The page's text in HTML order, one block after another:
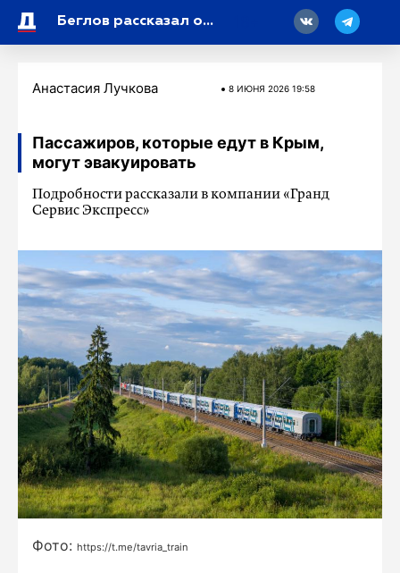
Беглов рассказал об итогах ПМЭФ в части международного сотрудничества
Анастасия Лучкова 8 ИЮНЯ 2026 19:58
Пассажиров, которые едут в Крым,
могут эвакуировать
Подробности рассказали в компании «Гранд
Сервис Экспресс»
Фото: https://t.me/tavria_train